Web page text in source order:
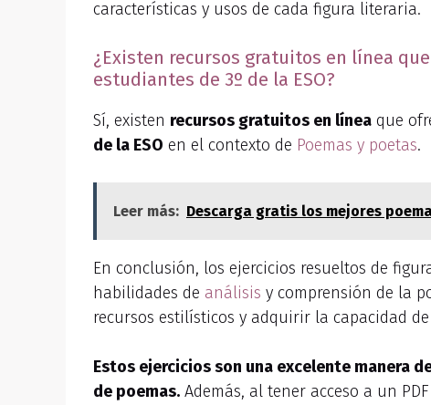
características y usos de cada figura literaria.
¿Existen recursos gratuitos en línea
estudiantes de 3º de la ESO?
Sí, existen recursos gratuitos en línea que
de la ESO en el contexto de Poemas y poetas.
Leer más: Descarga gratis los mejores
En conclusión, los ejercicios resueltos de
habilidades de análisis y comprensión de la
recursos estilísticos y adquirir la capacidad
Estos ejercicios son una excelente manera
de poemas. Además, al tener acceso a un